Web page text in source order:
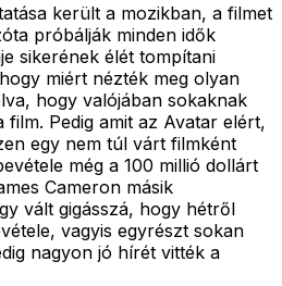
került a mozikban, a filmet
próbálják minden idők
sikerének élét tompítani
miért nézték meg olyan
hogy valójában sokaknak
film. Pedig amit az Avatar elért,
egy nem túl várt filmként
még a 100 millió dollárt
Cameron másik
vált gigásszá, hogy hétről
vagyis egyrészt sokan
nagyon jó hírét vitték a